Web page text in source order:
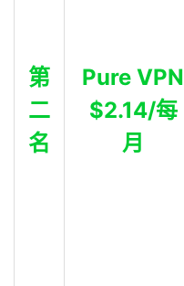
第
二
名
Pure VPN
$2.14/每
月